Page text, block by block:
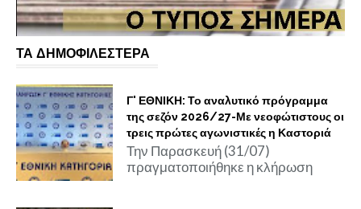
ΤΑ ΔΗΜΟΦΙΛΕΣΤΕΡΑ
Γ' ΕΘΝΙΚΗ: Το αναλυτικό πρόγραμμα
της σεζόν 2026/27-Με νεοφώτιστους οι
τρεις πρώτες αγωνιστικές η Καστοριά
Την Παρασκευή (31/07)
πραγματοποιήθηκε η κλήρωση